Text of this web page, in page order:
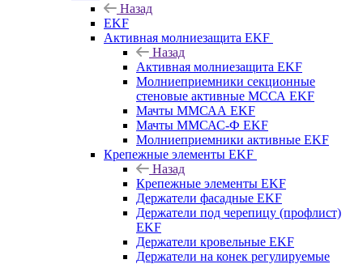
Назад
EKF
Активная молниезащита EKF
Назад
Активная молниезащита EKF
Молниеприемники секционные
стеновые активные МССА EKF
Мачты ММСАА EKF
Мачты ММСАС-Ф EKF
Молниеприемники активные EKF
Крепежные элементы EKF
Назад
Крепежные элементы EKF
Держатели фасадные EKF
Держатели под черепицу (профлист)
EKF
Держатели кровельные EKF
Держатели на конек регулируемые